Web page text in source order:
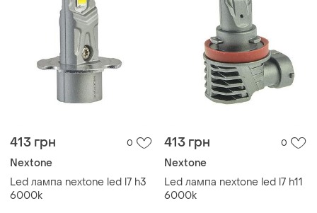
413 грн 0
Nextone
Led лампа nextone led l7 h3
6000k
413 грн 0
Nextone
Led лампа nextone led l7 h11
6000k